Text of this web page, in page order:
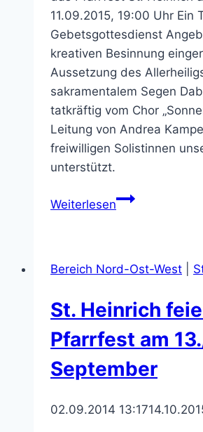
11.09.2015, 19:00 Uhr Ein
Gebetsgottesdienst
kreativen Besinnung
Aussetzung des
sakramentalem Segen
tatkräftig vom Chor
Leitung von Andrea
freiwilligen Solistinnen
unterstützt.
WeiterlesenTaize-
auf
Pfarrfest
St.
Heinrich
Bereich Nord-Ost-West
St. Heinrich
Pfarrfest am
September
02.09.2014 13:17